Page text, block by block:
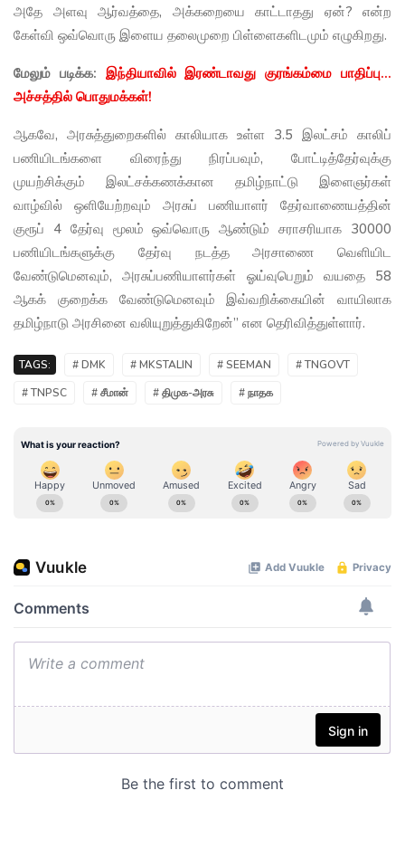
அதே அளவு ஆர்வத்தை, அக்கறையை காட்டாதது ஏன்? என்ற
கேள்வி ஒவ்வொரு இளைய தலைமுறை பிள்ளைகளிடமும் எழுகிறது.
மேலும் படிக்க: இந்தியாவில் இரண்டாவது குரங்கம்மை பாதிப்பு...
அச்சத்தில் பொதுமக்கள்!
ஆகவே, அரசுத்துறைகளில் காலியாக உள்ள 3.5 இலட்சம் காலிப்
பணியிடங்களை விரைந்து நிரப்பவும், போட்டித்தேர்வுக்கு
முயற்சிக்கும் இலட்சக்கணக்கான தமிழ்நாட்டு இளைஞர்கள்
வாழ்வில் ஒளியேற்றவும் அரசுப் பணியாளர் தேர்வாணையத்தின்
குரூப் 4 தேர்வு மூலம் ஒவ்வொரு ஆண்டும் சராசரியாக 30000
பணியிடங்களுக்கு தேர்வு நடத்த அரசாணை வெளியிட
வேண்டுமெனவும், அரசுப்பணியாளர்கள் ஓய்வுபெறும் வயதை 58
ஆகக் குறைக்க வேண்டுமெனவும் இவ்வறிக்கையின் வாயிலாக
தமிழ்நாடு அரசினை வலியுறுத்துகிறேன்” என தெரிவித்துள்ளார்.
TAGS: # DMK # MKSTALIN # SEEMAN
# TNGOVT
# TNPSC
# சீமான் # திமுக-அரசு # நாதக